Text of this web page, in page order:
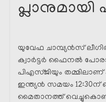
യുവേഫ ചാമ്പ്യൻസ്
ക്വാർട്ടർ ഫൈനൽ
പിഎസ്ജിയും തമ്മിലാണ്
ഇന്ത്യൻ സമയം
മൈതാനത്ത്